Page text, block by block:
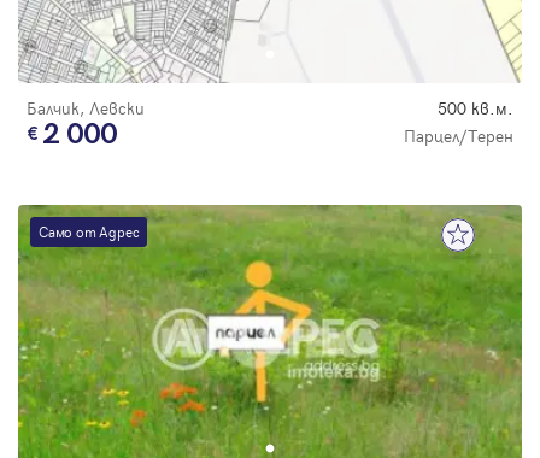
Балчик, Левски 500 кв.м.
2 000 Парцел/Терен
Само от Адрес
Парола
Забравена парола
Регистрация